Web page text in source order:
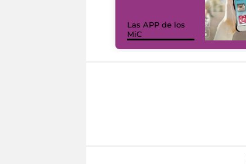
Las APP de los
MiC